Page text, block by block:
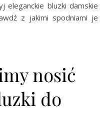
eleganckie bluzki damskie
z jakimi spodniami je
nosić
do